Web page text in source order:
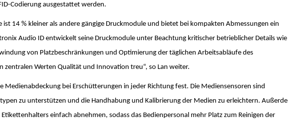
Codierung ausgestattet werden.
ist 14 % kleiner als andere gängige Druckmodule und bietet bei kompakten Abmessungen ein
Audio ID entwickelt seine Druckmodule unter Beachtung kritischer betrieblicher Details wie
von Platzbeschränkungen und Optimierung der täglichen Arbeitsabläufe des
zentralen Werten Qualität und Innovation treu“, so Lan weiter.
Medienabdeckung bei Erschütterungen in jeder Richtung fest. Die Mediensensoren sind
zu unterstützen und die Handhabung und Kalibrierung der Medien zu erleichtern.
einfach abnehmen, sodass das Bedienpersonal mehr Platz zum Reinigen der